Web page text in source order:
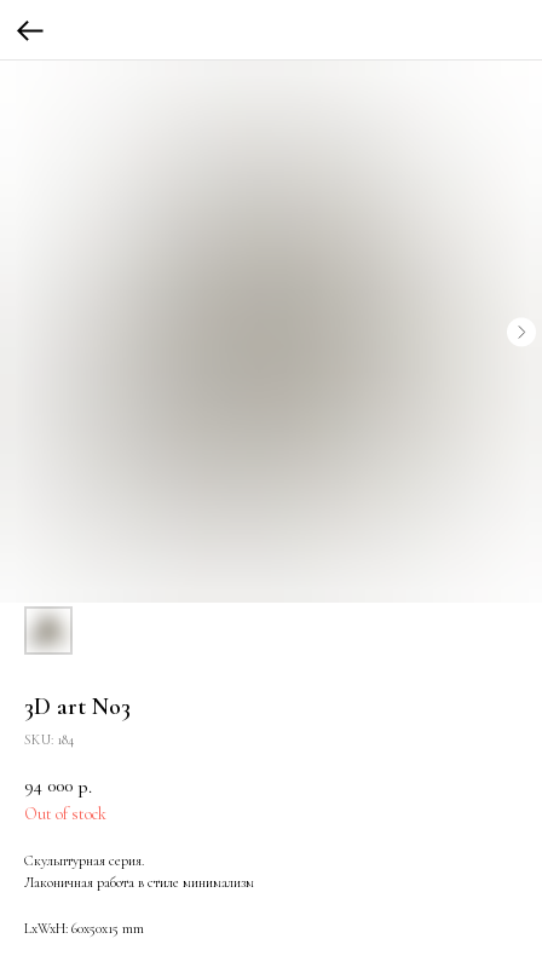
3D art No3
SKU: 184
94 000 р.
Out of stock
Скульптурная серия.
Лаконичная работа в стиле минимализм
LxWxH: 60x50x15 mm